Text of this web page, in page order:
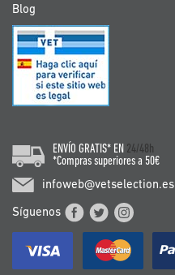
Blog
ENVÍO GRATIS* EN 24/48h
*Compras superiores a 50€
infoweb@vetselection.es
Síguenos